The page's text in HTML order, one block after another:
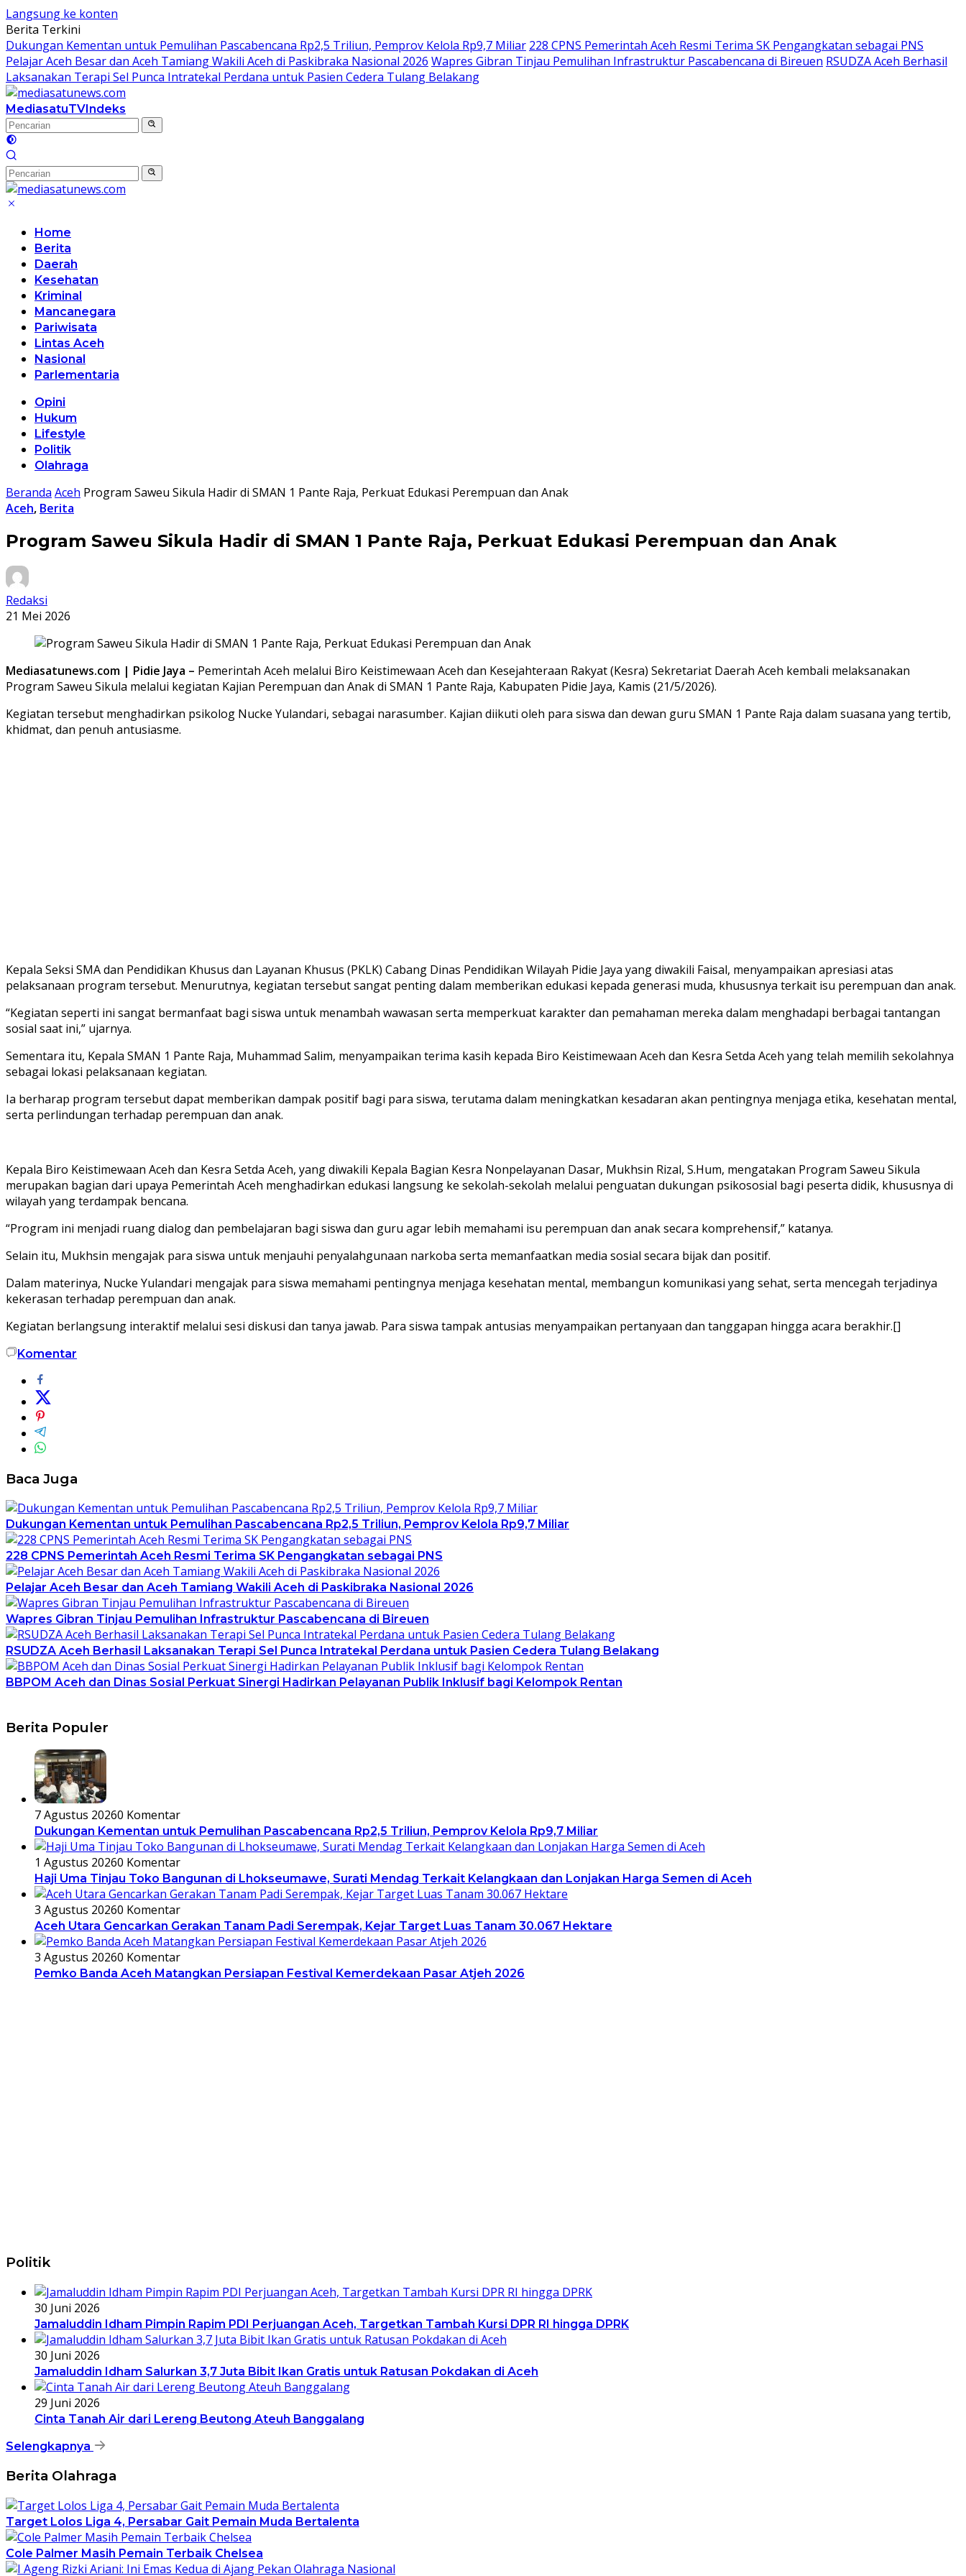
Langsung ke konten
Berita Terkini
Dukungan Kementan untuk Pemulihan Pascabencana Rp2,5 Triliun, Pemprov Kelola Rp9,7 Miliar 228 CPNS Pemerintah Aceh Resmi Terima SK Pengangkatan sebagai PNS
Pelajar Aceh Besar dan Aceh Tamiang Wakili Aceh di Paskibraka Nasional 2026 Wapres Gibran Tinjau Pemulihan Infrastruktur Pascabencana di Bireuen RSUDZA Aceh Berhasil
Laksanakan Terapi Sel Punca Intratekal Perdana untuk Pasien Cedera Tulang Belakang
MediasatuTVIndeks
Home
Berita
Daerah
Kesehatan
Kriminal
Mancanegara
Pariwisata
Lintas Aceh
Nasional
Parlementaria
Opini
Hukum
Lifestyle
Politik
Olahraga
Beranda Aceh Program Saweu Sikula Hadir di SMAN 1 Pante Raja, Perkuat Edukasi Perempuan dan Anak
Aceh, Berita
Program Saweu Sikula Hadir di SMAN 1 Pante Raja, Perkuat Edukasi Perempuan dan Anak
Redaksi
21 Mei 2026
Mediasatunews.com | Pidie Jaya – Pemerintah Aceh melalui Biro Keistimewaan Aceh dan Kesejahteraan Rakyat (Kesra) Sekretariat Daerah Aceh kembali melaksanakan
Program Saweu Sikula melalui kegiatan Kajian Perempuan dan Anak di SMAN 1 Pante Raja, Kabupaten Pidie Jaya, Kamis (21/5/2026).
Kegiatan tersebut menghadirkan psikolog Nucke Yulandari, sebagai narasumber. Kajian diikuti oleh para siswa dan dewan guru SMAN 1 Pante Raja dalam suasana yang tertib,
khidmat, dan penuh antusiasme.
Kepala Seksi SMA dan Pendidikan Khusus dan Layanan Khusus (PKLK) Cabang Dinas Pendidikan Wilayah Pidie Jaya yang diwakili Faisal, menyampaikan apresiasi atas
pelaksanaan program tersebut. Menurutnya, kegiatan tersebut sangat penting dalam memberikan edukasi kepada generasi muda, khususnya terkait isu perempuan dan anak.
“Kegiatan seperti ini sangat bermanfaat bagi siswa untuk menambah wawasan serta memperkuat karakter dan pemahaman mereka dalam menghadapi berbagai tantangan
sosial saat ini,” ujarnya.
Sementara itu, Kepala SMAN 1 Pante Raja, Muhammad Salim, menyampaikan terima kasih kepada Biro Keistimewaan Aceh dan Kesra Setda Aceh yang telah memilih sekolahnya
sebagai lokasi pelaksanaan kegiatan.
Ia berharap program tersebut dapat memberikan dampak positif bagi para siswa, terutama dalam meningkatkan kesadaran akan pentingnya menjaga etika, kesehatan mental,
serta perlindungan terhadap perempuan dan anak.
Kepala Biro Keistimewaan Aceh dan Kesra Setda Aceh, yang diwakili Kepala Bagian Kesra Nonpelayanan Dasar, Mukhsin Rizal, S.Hum, mengatakan Program Saweu Sikula
merupakan bagian dari upaya Pemerintah Aceh menghadirkan edukasi langsung ke sekolah-sekolah melalui penguatan dukungan psikososial bagi peserta didik, khususnya di
wilayah yang terdampak bencana.
“Program ini menjadi ruang dialog dan pembelajaran bagi siswa dan guru agar lebih memahami isu perempuan dan anak secara komprehensif,” katanya.
Selain itu, Mukhsin mengajak para siswa untuk menjauhi penyalahgunaan narkoba serta memanfaatkan media sosial secara bijak dan positif.
Dalam materinya, Nucke Yulandari mengajak para siswa memahami pentingnya menjaga kesehatan mental, membangun komunikasi yang sehat, serta mencegah terjadinya
kekerasan terhadap perempuan dan anak.
Kegiatan berlangsung interaktif melalui sesi diskusi dan tanya jawab. Para siswa tampak antusias menyampaikan pertanyaan dan tanggapan hingga acara berakhir.[]
Komentar
Baca Juga
Dukungan Kementan untuk Pemulihan Pascabencana Rp2,5 Triliun, Pemprov Kelola Rp9,7 Miliar
228 CPNS Pemerintah Aceh Resmi Terima SK Pengangkatan sebagai PNS
Pelajar Aceh Besar dan Aceh Tamiang Wakili Aceh di Paskibraka Nasional 2026
Wapres Gibran Tinjau Pemulihan Infrastruktur Pascabencana di Bireuen
RSUDZA Aceh Berhasil Laksanakan Terapi Sel Punca Intratekal Perdana untuk Pasien Cedera Tulang Belakang
BBPOM Aceh dan Dinas Sosial Perkuat Sinergi Hadirkan Pelayanan Publik Inklusif bagi Kelompok Rentan
Berita Populer
7 Agustus 20260 Komentar
Dukungan Kementan untuk Pemulihan Pascabencana Rp2,5 Triliun, Pemprov Kelola Rp9,7 Miliar
1 Agustus 20260 Komentar
Haji Uma Tinjau Toko Bangunan di Lhokseumawe, Surati Mendag Terkait Kelangkaan dan Lonjakan Harga Semen di Aceh
3 Agustus 20260 Komentar
Aceh Utara Gencarkan Gerakan Tanam Padi Serempak, Kejar Target Luas Tanam 30.067 Hektare
3 Agustus 20260 Komentar
Pemko Banda Aceh Matangkan Persiapan Festival Kemerdekaan Pasar Atjeh 2026
Politik
30 Juni 2026
Jamaluddin Idham Pimpin Rapim PDI Perjuangan Aceh, Targetkan Tambah Kursi DPR RI hingga DPRK
30 Juni 2026
Jamaluddin Idham Salurkan 3,7 Juta Bibit Ikan Gratis untuk Ratusan Pokdakan di Aceh
29 Juni 2026
Cinta Tanah Air dari Lereng Beutong Ateuh Banggalang
Selengkapnya
Berita Olahraga
Target Lolos Liga 4, Persabar Gait Pemain Muda Bertalenta
Cole Palmer Masih Pemain Terbaik Chelsea